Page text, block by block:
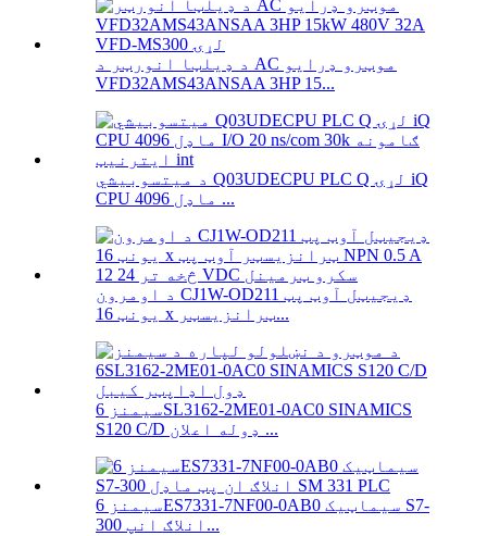
د ډیلټا انورټر د AC موټرو ډرایو
VFD32AMS43ANSAA 3HP 15...
د میتسوبیشي Q03UDECPU PLC Q لړۍ iQ
CPU ماډل 4096 ...
د اومرون CJ1W-OD211 ډیجیټل آوټ پټ
یونټ 16 x ټرانزیسټر...
سیمنز 6SL3162-2ME01-0AC0 SINAMICS
S120 C/D ډوله اعلان ...
سیمنز 6ES7331-7NF00-0AB0 سیماټیک S7-
300 انلاګ انپ...